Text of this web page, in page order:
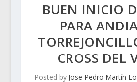
BUEN INICIO
PARA
CROSS DEL
Posted by Jose Pedro Martín